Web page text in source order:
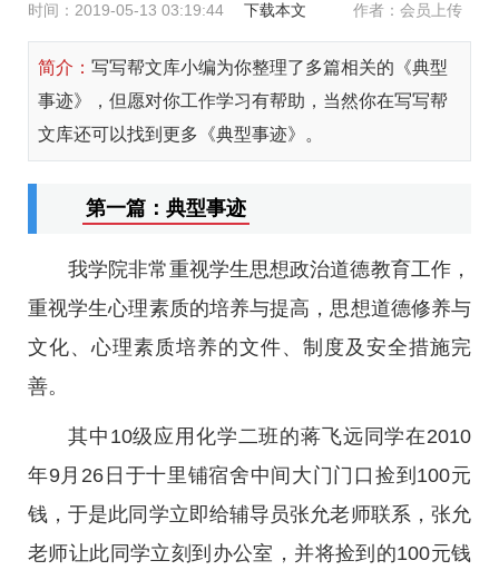
时间：2019-05-13 03:19:44 下载本文 作者：会员上传
简介： 写写帮文库小编为你整理了多篇相关的《典型
事迹》，但愿对你工作学习有帮助，当然你在写写帮
文库还可以找到更多《典型事迹》。
第一篇：典型事迹
我学院非常重视学生思想政治道德教育工作，
重视学生心理素质的培养与提高，思想道德修养与
文化、心理素质培养的文件、制度及安全措施完
善。
其中10级应用化学二班的蒋飞远同学在2010
年9月26日于十里铺宿舍中间大门门口捡到100元
钱，于是此同学立即给辅导员张允老师联系，张允
老师让此同学立刻到办公室，并将捡到的100元钱